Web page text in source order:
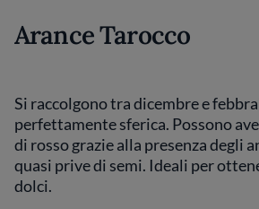
Arance Tarocco
Si raccolgono tra dicembre e
perfettamente sferica. Possono
di rosso grazie alla presenza degli
quasi prive di semi. Ideali per
dolci.